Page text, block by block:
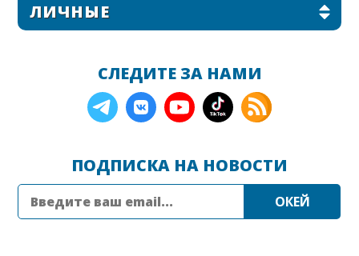
ЛИЧНЫЕ
СЛЕДИТЕ ЗА НАМИ
ПОДПИСКА НА НОВОСТИ